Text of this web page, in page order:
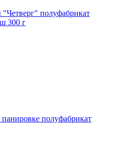
полуфабрикат
300 г
полуфабрикат